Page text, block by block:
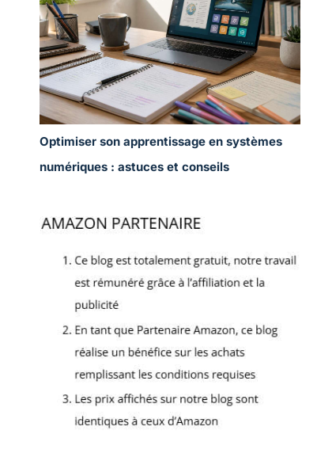
Optimiser son apprentissage en systèmes
numériques : astuces et conseils